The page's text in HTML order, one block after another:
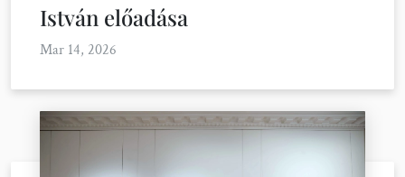
István előadása
Mar 14, 2026